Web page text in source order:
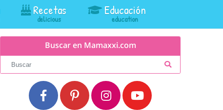
Recetas Educación
Buscar en Mamaxxi.com